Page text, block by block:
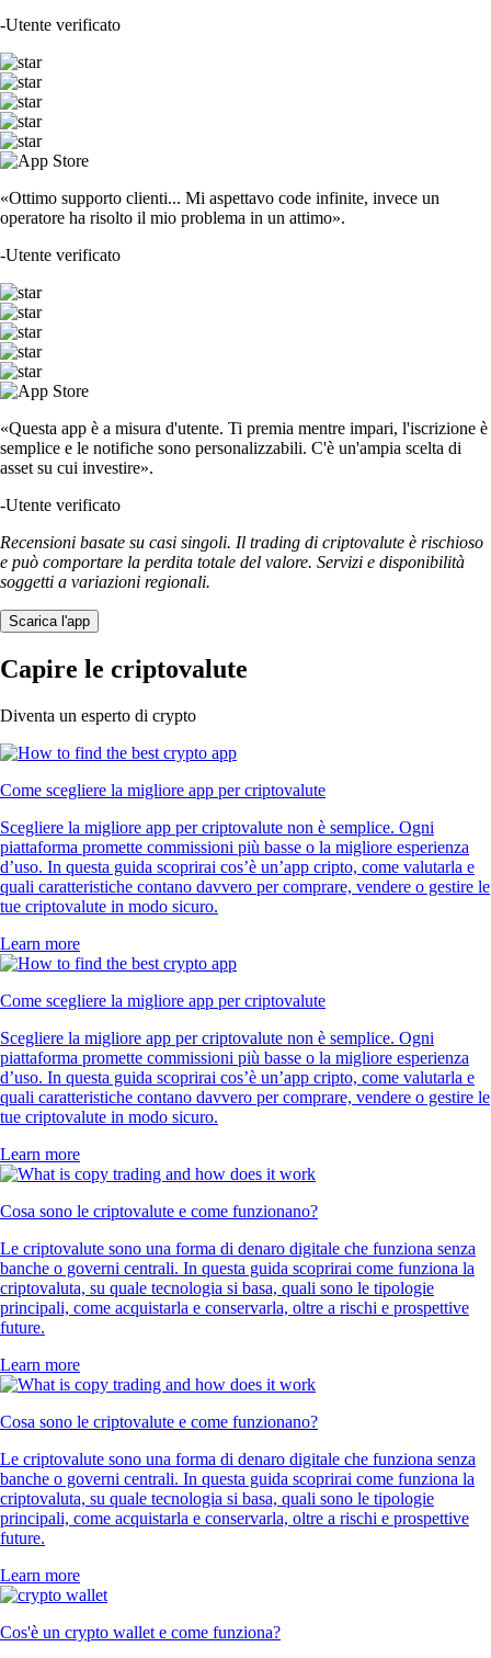
-Utente verificato
«Ottimo supporto clienti... Mi aspettavo code infinite, invece un
operatore ha risolto il mio problema in un attimo».
-Utente verificato
«Questa app è a misura d'utente. Ti premia mentre impari, l'iscrizione è
semplice e le notifiche sono personalizzabili. C'è un'ampia scelta di
asset su cui investire».
-Utente verificato
Recensioni basate su casi singoli. Il trading di criptovalute è rischioso
e può comportare la perdita totale del valore. Servizi e disponibilità
soggetti a variazioni regionali.
Scarica l'app
Capire le criptovalute
Diventa un esperto di crypto
Come scegliere la migliore app per criptovalute
Scegliere la migliore app per criptovalute non è semplice. Ogni
piattaforma promette commissioni più basse o la migliore esperienza
d’uso. In questa guida scoprirai cos’è un’app cripto, come valutarla e
quali caratteristiche contano davvero per comprare, vendere o gestire le
tue criptovalute in modo sicuro.
Learn more
Come scegliere la migliore app per criptovalute
Scegliere la migliore app per criptovalute non è semplice. Ogni
piattaforma promette commissioni più basse o la migliore esperienza
d’uso. In questa guida scoprirai cos’è un’app cripto, come valutarla e
quali caratteristiche contano davvero per comprare, vendere o gestire le
tue criptovalute in modo sicuro.
Learn more
Cosa sono le criptovalute e come funzionano?
Le criptovalute sono una forma di denaro digitale che funziona senza
banche o governi centrali. In questa guida scoprirai come funziona la
criptovaluta, su quale tecnologia si basa, quali sono le tipologie
principali, come acquistarla e conservarla, oltre a rischi e prospettive
future.
Learn more
Cosa sono le criptovalute e come funzionano?
Le criptovalute sono una forma di denaro digitale che funziona senza
banche o governi centrali. In questa guida scoprirai come funziona la
criptovaluta, su quale tecnologia si basa, quali sono le tipologie
principali, come acquistarla e conservarla, oltre a rischi e prospettive
future.
Learn more
Cos'è un crypto wallet e come funziona?